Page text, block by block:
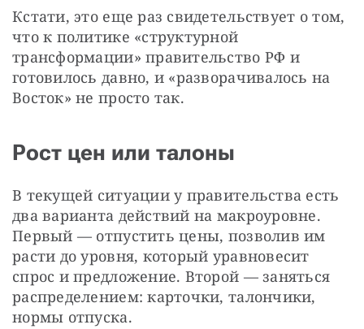
Кстати, это еще раз свидетельствует о том,
что к политике «структурной
трансформации» правительство РФ и
готовилось давно, и «разворачивалось на
Восток» не просто так.
Рост цен или талоны
В текущей ситуации у правительства есть
два варианта действий на макроуровне.
Первый — отпустить цены, позволив им
расти до уровня, который уравновесит
спрос и предложение. Второй — заняться
распределением: карточки, талончики,
нормы отпуска.